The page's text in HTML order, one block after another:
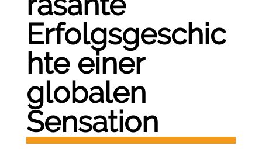
Erfolgsgeschic
hte einer
globalen
Sensation